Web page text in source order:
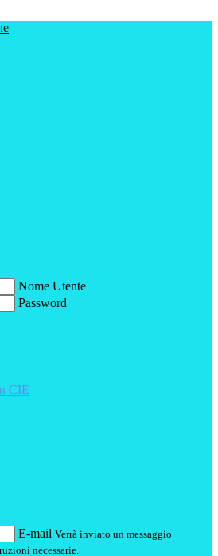
Nome Utente
Password
CIE
E-mail Verrà inviato un messaggio
necessarie.